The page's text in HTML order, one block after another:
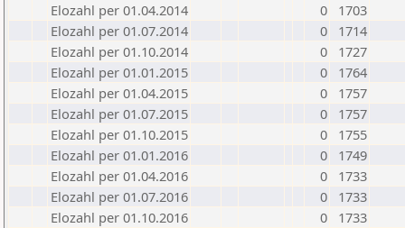
Elozahl per 01.04.2014
0
1703
Elozahl per 01.07.2014
0
1714
Elozahl per 01.10.2014
0
1727
Elozahl per 01.01.2015
0
1764
Elozahl per 01.04.2015
0
1757
Elozahl per 01.07.2015
0
1757
Elozahl per 01.10.2015
0
1755
Elozahl per 01.01.2016
0
1749
Elozahl per 01.04.2016
0
1733
Elozahl per 01.07.2016
0
1733
Elozahl per 01.10.2016
0
1733